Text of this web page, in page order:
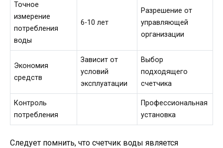
Точное
измерение
потребления
воды
6-10 лет
Разрешение от
управляющей
организации
Экономия
средств
Зависит от
условий
эксплуатации
Выбор
подходящего
счетчика
Контроль
потребления
Профессиональная
установка
Следует помнить, что счетчик воды является